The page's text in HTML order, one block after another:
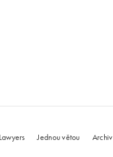
Lawyers Jednou větou Archiv